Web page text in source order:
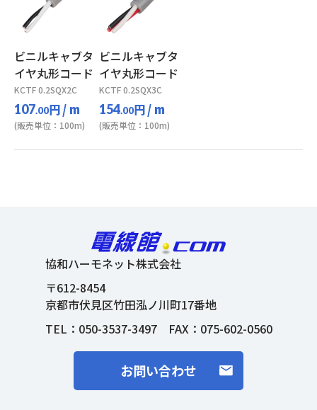
ビニルキャブタ
イヤ丸形コード
KCTF 0.2SQX2C
107.00円/ m
(販売単位：100m)
ビニルキャブタ
イヤ丸形コード
KCTF 0.2SQX3C
154.00円/ m
(販売単位：100m)
協和ハーモネット株式会社
〒612-8454
京都市伏見区竹田泓ノ川町17番地
TEL： 050-3537-3497FAX：075-602-0560
お問い合わせ